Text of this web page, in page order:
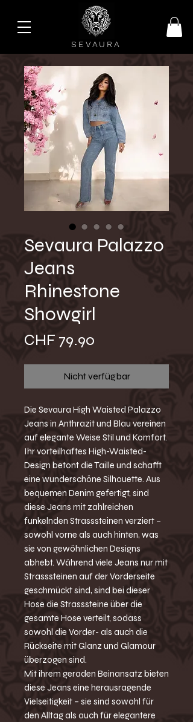
SEVAURA
Sevaura Palazzo
Jeans
Rhinestone
Showgirl
CHF 79.90
Nicht verfügbar
Die Sevaura High Waisted Palazzo
Jeans in Anthrazit und Blau vereinen
auf elegante Weise Stil und Komfort.
Ihr vorteilhaftes High-Waisted-
Design betont die Taille und schafft
eine wunderschöne Silhouette. Aus
bequemen Denim gefertigt, sind
diese Jeans mit zahlreichen
funkelnden Strasssteinen verziert –
sowohl vorne als auch hinten, was
sie von gewöhnlichen Designs
abhebt. Während viele Jeans nur mit
Strasssteinen auf der Vorderseite
geschmückt sind, sind bei dieser
Hose die Strasssteine über die
gesamte Hose verteilt, sodass
sowohl die Vorder- als auch die
Rückseite mit Glanz und Glamour
überzogen sind.
Mit ihrem geraden Beinansatz bieten
diese Jeans eine herausragende
Vielseitigkeit – sie sind sowohl für
den Alltag als auch für elegantere